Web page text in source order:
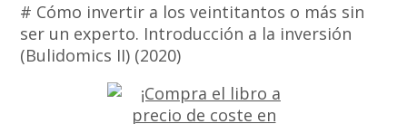
# Cómo invertir a los veintitantos o más sin
ser un experto. Introducción a la inversión
(Bulidomics II) (2020)